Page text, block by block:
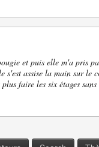
et puis elle m'a pris
s'est assise la main sur le
faire les six étages